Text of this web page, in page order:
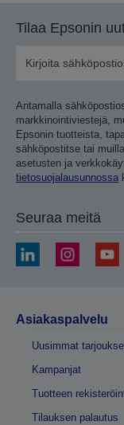
Tilaa Epsonin
Antamalla
markkinointiviestejä,
Epsonin tuotteista,
sähköpostitse tai
asetusten ja
tietosuojalausunnossa
Seuraa meitä
Asiakaspalvelu
Uusimmat
Kampanjat
Tuotteen
Tilauksen palautus